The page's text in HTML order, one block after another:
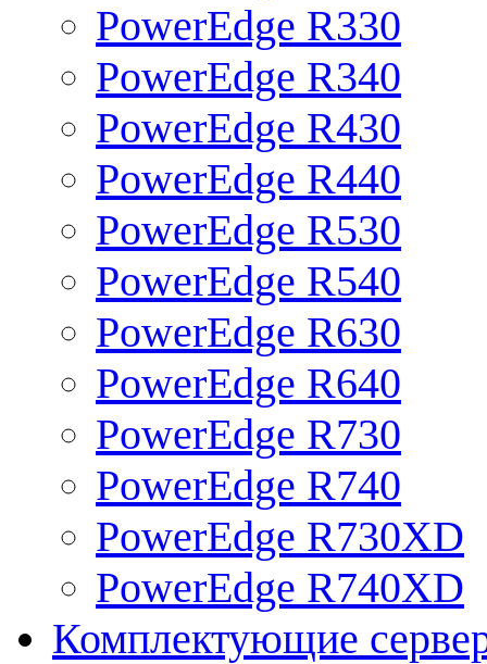
PowerEdge R330
PowerEdge R340
PowerEdge R430
PowerEdge R440
PowerEdge R530
PowerEdge R540
PowerEdge R630
PowerEdge R640
PowerEdge R730
PowerEdge R740
PowerEdge R730XD
PowerEdge R740XD
Комплектующие